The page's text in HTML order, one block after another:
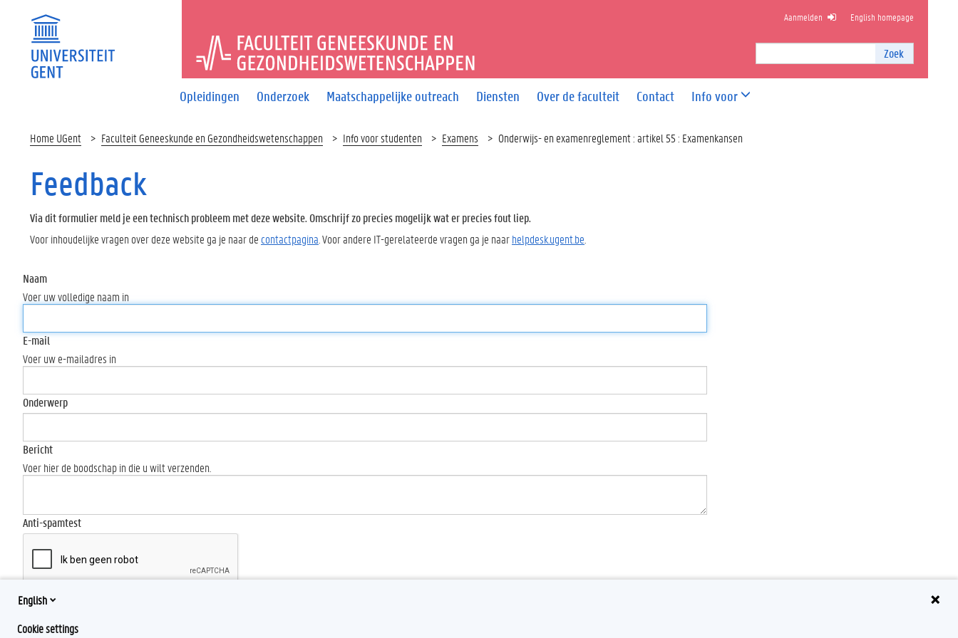
Zoek
Zoek
Aanmelden English homepage
Opleidingen Onderzoek Maatschappelijke outreach Diensten Over de faculteit Contact Info voor
FACULTEIT GENEESKUNDE EN GEZONDHEIDSWETENSCHAPPEN
Home UGent Faculteit Geneeskunde en Gezondheidswetenschappen Info voor studenten Examens Onderwijs- en examenreglement : artikel 55 : Examenkansen
Feedback
Via dit formulier meld je een technisch probleem met deze website. Omschrijf zo precies mogelijk wat er precies fout liep.
Voor inhoudelijke vragen over deze website ga je naar de contactpagina . Voor andere IT-gerelateerde vragen ga je naarhelpdesk.ugent.be
Naam
Voer uw volledige naam in
E-mail
Voer uw e-mailadres in
Onderwerp
Bericht
Voer hier de boodschap in die u wilt verzenden.
Anti-spamtest
Send
English
Cookie settings